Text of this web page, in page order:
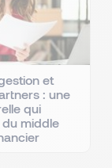
et
: une
qui
middle